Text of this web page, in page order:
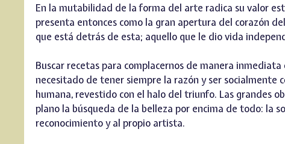
En la mutabilidad de la forma del arte radica su valor
presenta entonces como la gran apertura del corazón
que está detrás de esta; aquello que le dio vida
Buscar recetas para complacernos de manera
necesitado de tener siempre la razón y ser socialmente
humana, revestido con el halo del triunfo. Las grandes
plano la búsqueda de la belleza por encima de todo: la
reconocimiento y al propio artista.